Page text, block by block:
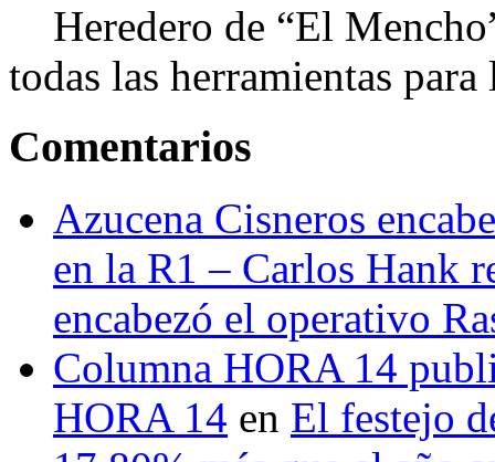
Heredero de “El
todas las herramientas
Comentarios
Azucena Cisneros
en la R1 – Carlos Hank
encabezó el operativo
Columna HORA 14
HORA 14 en El festejo